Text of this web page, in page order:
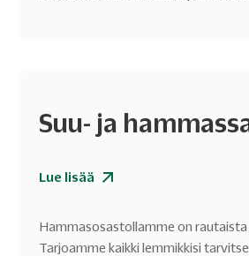
Suu- ja
Lue lisää
Hammasosastollamme on
Tarjoamme kaikki lemmikkisi